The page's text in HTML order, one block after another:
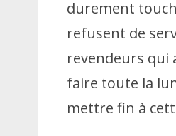
durement
refusent de
revendeurs qui
faire toute la
mettre fin à